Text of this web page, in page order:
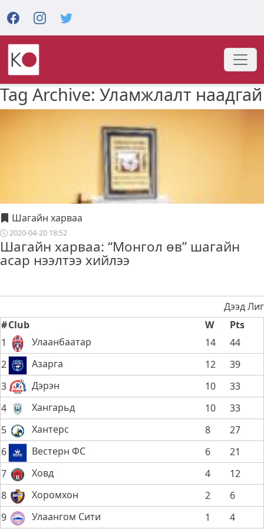
Tag Archive: Уламжлалт наадгай
Шагайн харваа
2020-04-20 18:52
Шагайн харваа: “Монгол өв” шагайн
асар нээлтээ хийлээ
Дээд Лиг
#Club W
Pts
1
Улаанбаатар 14
44
2
Азарга 12
39
3
Дэрэн 10
33
4
Хангарьд 10
33
5
Хантерс 8
27
6
Вестерн ФС 6
21
7
Ховд 4
12
8
Хоромхон 2
6
9
Улаангом Сити 1 4